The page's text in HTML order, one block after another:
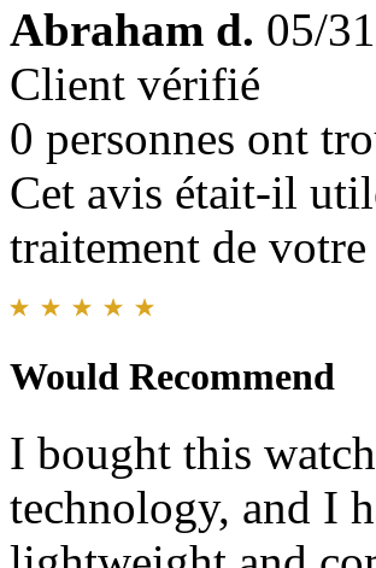
Abraham d. 05/
Client vérifié
0 personnes ont
Cet avis était-il
traitement de
Would Recommend
I bought this
technology, and I